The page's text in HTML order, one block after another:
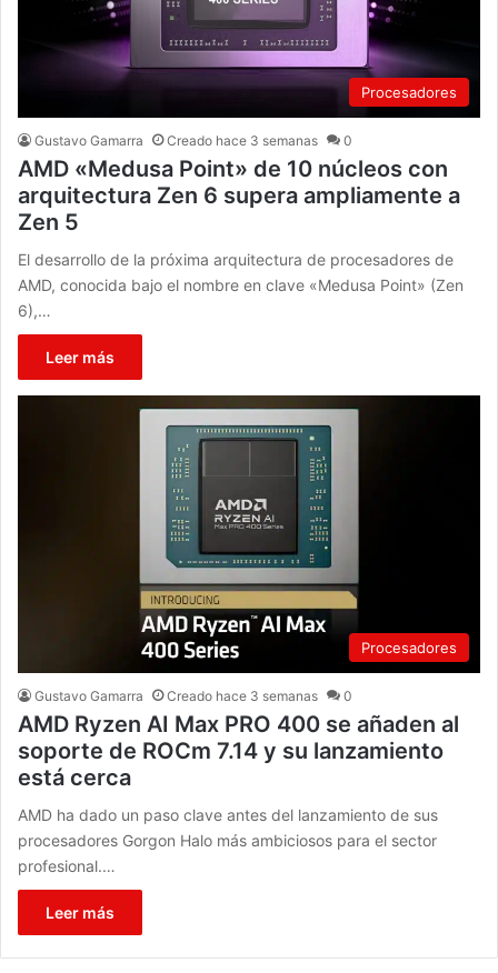
Procesadores
Gustavo Gamarra Creado hace 3 semanas 0
AMD «Medusa Point» de 10 núcleos con
arquitectura Zen 6 supera ampliamente a
Zen 5
El desarrollo de la próxima arquitectura de procesadores de
AMD, conocida bajo el nombre en clave «Medusa Point» (Zen
6),…
Leer más
Procesadores
Gustavo Gamarra Creado hace 3 semanas 0
AMD Ryzen AI Max PRO 400 se añaden al
soporte de ROCm 7.14 y su lanzamiento
está cerca
AMD ha dado un paso clave antes del lanzamiento de sus
procesadores Gorgon Halo más ambiciosos para el sector
profesional.…
Leer más